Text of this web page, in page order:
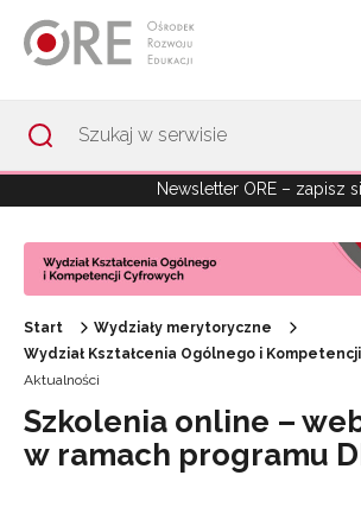
Newsletter ORE – zapisz
Start
Wydziały merytoryczne
Wydział Kształcenia Ogólnego i
Aktualności
Szkolenia online –
w ramach programu